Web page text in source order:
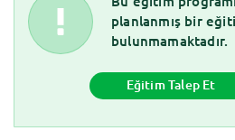
planlanmış bir
bulunmamaktadır.
Eğitim Talep Et